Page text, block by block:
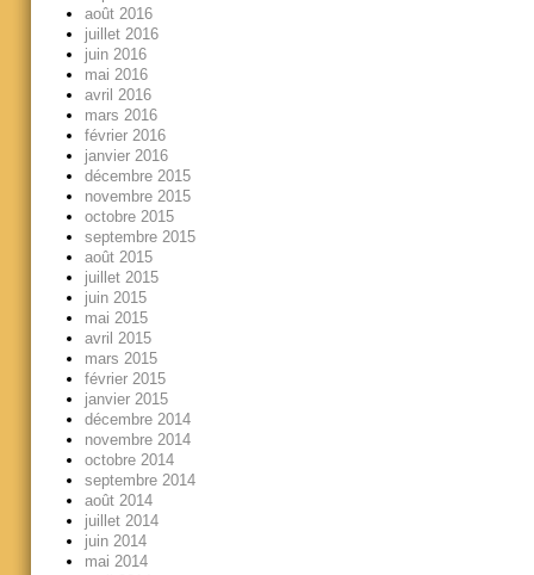
août 2016
juillet 2016
juin 2016
mai 2016
avril 2016
mars 2016
février 2016
janvier 2016
décembre 2015
novembre 2015
octobre 2015
septembre 2015
août 2015
juillet 2015
juin 2015
mai 2015
avril 2015
mars 2015
février 2015
janvier 2015
décembre 2014
novembre 2014
octobre 2014
septembre 2014
août 2014
juillet 2014
juin 2014
mai 2014